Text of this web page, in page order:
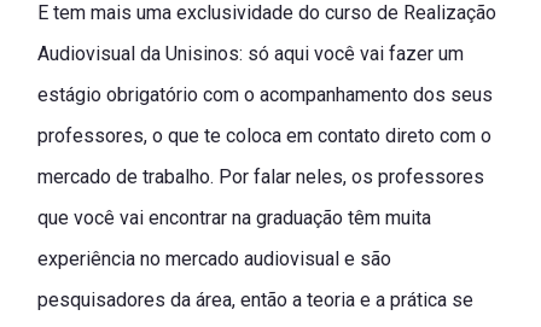
E tem mais uma exclusividade do curso de Realização
Audiovisual da Unisinos: só aqui você vai fazer um
estágio obrigatório com o acompanhamento dos seus
professores, o que te coloca em contato direto com o
mercado de trabalho. Por falar neles, os professores
que você vai encontrar na graduação têm muita
experiência no mercado audiovisual e são
pesquisadores da área, então a teoria e a prática se